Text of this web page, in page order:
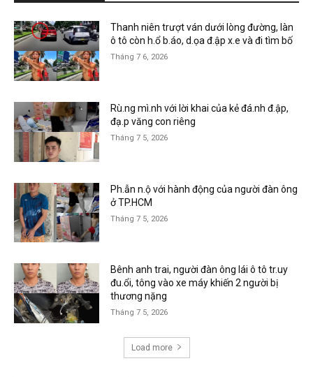
Thanh niên trượt ván dưới lòng đường, làn
ô tô còn h.ổ b.áo, d.ọa đ.ập x.e và đi tìm bố
Tháng 7 6, 2026
Rù.ng mì.nh với lời khai của kẻ đá.nh đ.ập,
đạ.p văng con riêng
Tháng 7 5, 2026
Ph.ẫn n.ộ với hành động của người đàn ông
ở TP.HCM
Tháng 7 5, 2026
Bênh anh trai, người đàn ông lái ô tô tr.uy
đu.ổi, tông vào xe máy khiến 2 người bị
thương nặng
Tháng 7 5, 2026
Load more